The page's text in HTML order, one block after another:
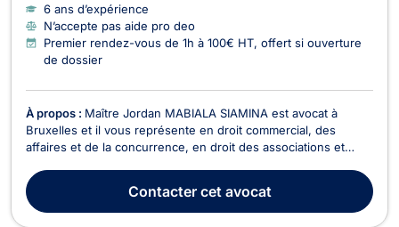
6 ans d’expérience
N’accepte pas aide pro deo
Premier rendez-vous de 1h à 100€ HT, offert si ouverture
de dossier
À propos : Maître Jordan MABIALA SIAMINA est avocat à
Bruxelles et il vous représente en droit commercial, des
affaires et de la concurrence, en droit des associations et
Jordan MABIALA SIAMINA intervient en droit commercial, des
affaires et de la concurrence pour les dos...
Contactercet avocat